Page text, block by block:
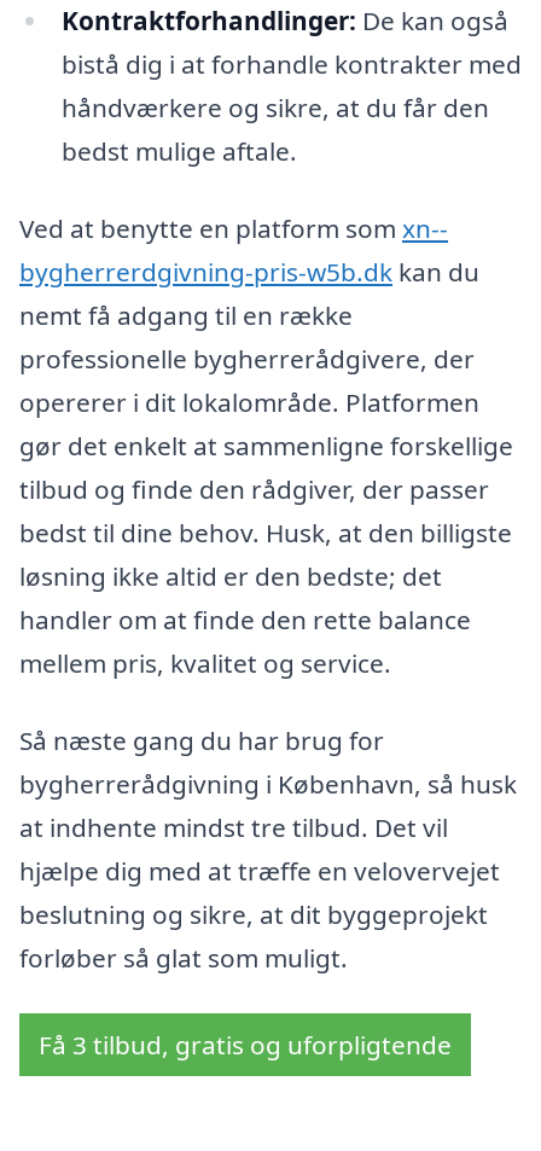
Kontraktforhandlinger: De kan også
bistå dig i at forhandle kontrakter med
håndværkere og sikre, at du får den
bedst mulige aftale.
Ved at benytte en platform som xn--
bygherrerdgivning-pris-w5b.dk kan du
nemt få adgang til en række
professionelle bygherrerådgivere, der
opererer i dit lokalområde. Platformen
gør det enkelt at sammenligne forskellige
tilbud og finde den rådgiver, der passer
bedst til dine behov. Husk, at den billigste
løsning ikke altid er den bedste; det
handler om at finde den rette balance
mellem pris, kvalitet og service.
Så næste gang du har brug for
bygherrerådgivning i København, så husk
at indhente mindst tre tilbud. Det vil
hjælpe dig med at træffe en velovervejet
beslutning og sikre, at dit byggeprojekt
forløber så glat som muligt.
Få 3 tilbud, gratis og uforpligtende